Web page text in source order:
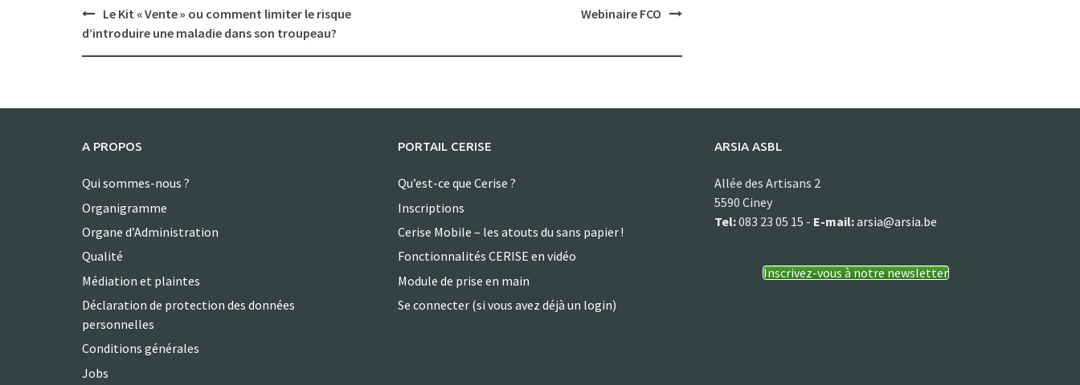
Post
navigation
Le Kit « Vente » ou comment limiter le risque
d’introduire une maladie dans son troupeau?
Webinaire FCO
A PROPOS
Qui sommes-nous ?
Organigramme
Organe d’Administration
Qualité
Médiation et plaintes
Déclaration de protection des données
personnelles
Conditions générales
Jobs
PORTAIL CERISE
Qu’est-ce que Cerise ?
Inscriptions
Cerise Mobile – les atouts du sans papier !
Fonctionnalités CERISE en vidéo
Module de prise en main
Se connecter (si vous avez déjà un login)
ARSIA ASBL
Allée des Artisans 2
5590 Ciney
Tel:083 23 05 15 - E-mail:arsia@arsia.be
Inscrivez-vous à notre newsletter